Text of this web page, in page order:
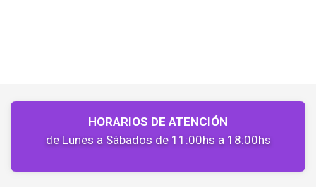
HORARIOS DE ATENCIÓN
de Lunes a Sàbados de 11:00hs a 18:00hs